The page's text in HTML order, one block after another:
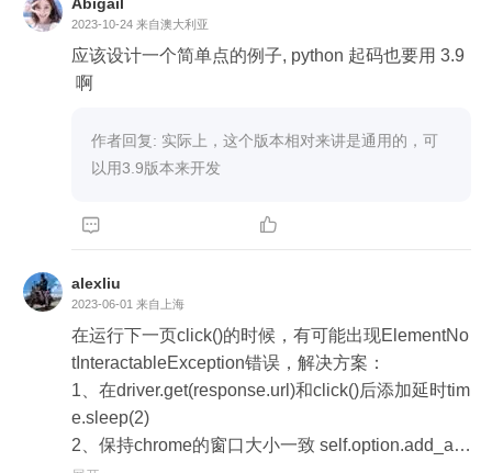
2023-10-24 来自澳大利亚
应该设计一个简单点的例子, python 起码也要用 3.9
啊
作者回复: 实际上，这个版本相对来讲是通用的，可
以用3.9版本来开发
 
alexliu
2023-06-01 来自上海
在运行下一页click()的时候，有可能出现ElementNo
tInteractableException错误，解决方案：
1、在driver.get(response.url)和click()后添加延时tim
e.sleep(2)
2、保持chrome的窗口大小一致 self.option.add_arg